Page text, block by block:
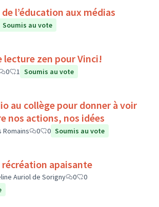
l’éducation aux médias
Soumis au vote
lecture zen pour Vinci!
0 1 Soumis au vote
au collège pour donner à voir
nos actions, nos idées
Romains 0 0 Soumis au vote
récréation apaisante
Auriol de Sorigny 0
0